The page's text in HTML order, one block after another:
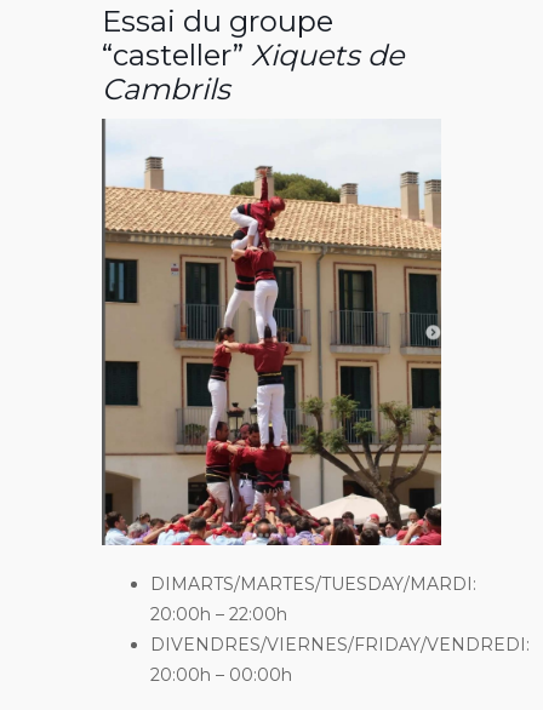
Essai du groupe
“casteller” Xiquets de
Cambrils
DIMARTS/MARTES/TUESDAY/MARDI:
20:00h – 22:00h
DIVENDRES/VIERNES/FRIDAY/VENDREDI:
20:00h – 00:00h